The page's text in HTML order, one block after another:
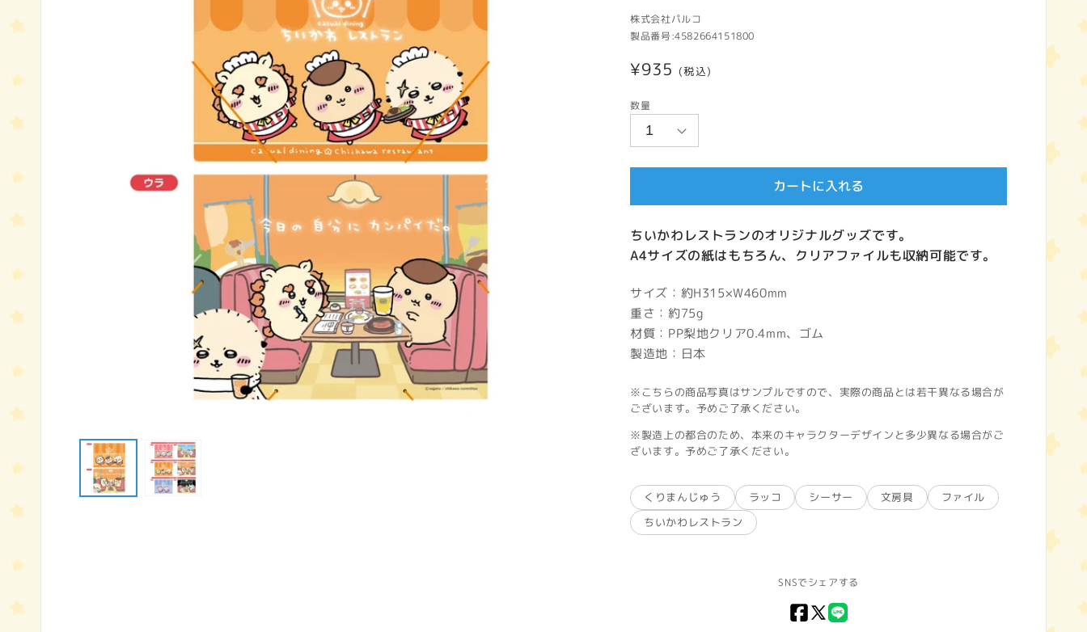
ー
株式会社パルコ
製品番号:4582664151800
通
価
格
¥935 (税込)
数量
カートに入れる
ちいかわレストランのオリジナルグッズです。
A4サイズの紙はもちろん、クリアファイルも収納可能です。
サイズ：約H315×W460mm
重さ：約75g
材質：PP梨地クリア0.4mm、ゴム
製造地：日本
※こちらの商品写真はサンプルですので、実際の商品とは若干異なる場合が
ございます。予めご了承ください。
※製造上の都合のため、本来のキャラクターデザインと多少異なる場合がご
ざいます。予めご了承ください。
くりまんじゅう ラッコ シーサー 文房具
ファイル
ちいかわレストラン
SNSでシェアする
Facebook
X